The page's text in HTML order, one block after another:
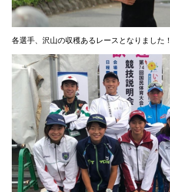
各選手、沢山の収穫あるレースとなりました！